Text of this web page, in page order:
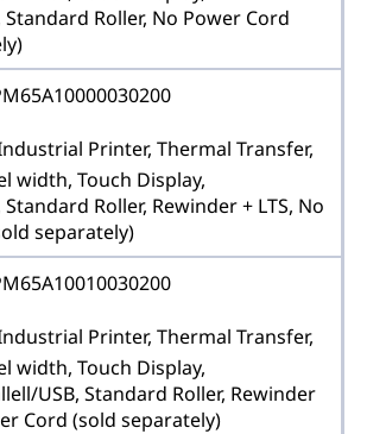
Roller, No Power Cord
Printer, Thermal Transfer,
width, Touch Display,
Roller, Rewinder + LTS, No
separately)
Printer, Thermal Transfer,
width, Touch Display,
USB, Standard Roller, Rewinder
Cord (sold separately)